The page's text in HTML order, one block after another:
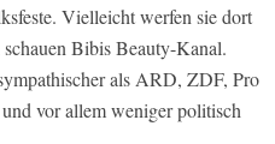
Vielleicht werfen sie dort
Bibis Beauty-Kanal.
als ARD, ZDF, Pro
vor allem weniger politisch